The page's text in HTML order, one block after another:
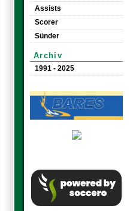
Assists
Scorer
Sünder
Archiv
1991 - 2025